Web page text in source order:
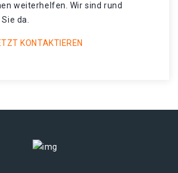
weiterhelfen. Wir sind rund
da.
KONTAKTIEREN